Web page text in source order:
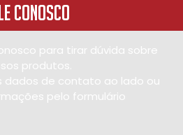
Conosco
para tirar dúvida sobre
produtos.
dados de contato ao lado ou
pelo formulário